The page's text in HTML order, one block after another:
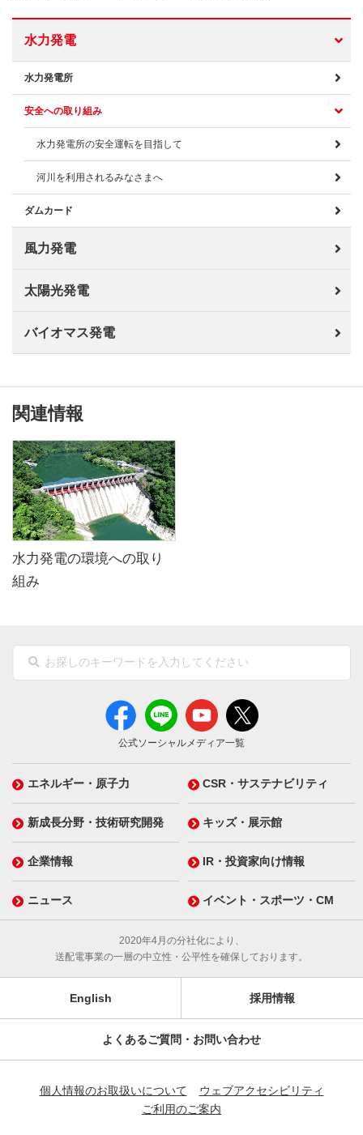
水力発電
水力発電所
安全への取り組み
水力発電所の安全運転を目指して
河川を利用されるみなさまへ
ダムカード
風力発電
太陽光発電
バイオマス発電
関連情報
水力発電の環境への取り
組み
公式ソーシャルメディア一覧
エネルギー・原子力 CSR・サステナビリティ
新成長分野・技術研究開発 キッズ・展示館
企業情報 IR・投資家向け情報
ニュース イベント・スポーツ・CM
2020年4月の分社化により、
送配電事業の一層の中立性・公平性を確保しております。
English 採用情報
よくあるご質問・お問い合わせ
個人情報のお取扱いについて
ウェブアクセシビリティ
ご利用のご案内